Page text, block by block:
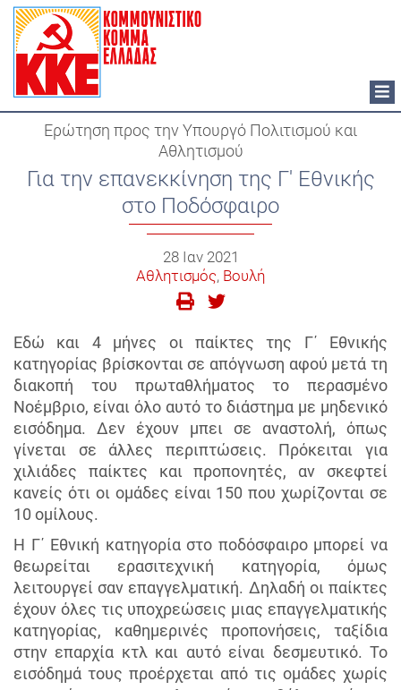
Ερώτηση προς την Υπουργό Πολιτισμού και
Αθλητισμού
Για την επανεκκίνηση της Γ' Εθνικής
στο Ποδόσφαιρο
28 Ιαν 2021
Αθλητισμός, Βουλή
Εδώ και 4 μήνες οι παίκτες της Γ΄ Εθνικής
κατηγορίας βρίσκονται σε απόγνωση αφού μετά τη
διακοπή του πρωταθλήματος το περασμένο
Νοέμβριο, είναι όλο αυτό το διάστημα με μηδενικό
εισόδημα. Δεν έχουν μπει σε αναστολή, όπως
γίνεται σε άλλες περιπτώσεις. Πρόκειται για
χιλιάδες παίκτες και προπονητές, αν σκεφτεί
κανείς ότι οι ομάδες είναι 150 που χωρίζονται σε
10 ομίλους.
Η Γ΄ Εθνική κατηγορία στο ποδόσφαιρο μπορεί να
θεωρείται ερασιτεχνική κατηγορία, όμως
λειτουργεί σαν επαγγελματική. Δηλαδή οι παίκτες
έχουν όλες τις υποχρεώσεις μιας επαγγελματικής
κατηγορίας, καθημερινές προπονήσεις, ταξίδια
στην επαρχία κτλ και αυτό είναι δεσμευτικό. Το
εισόδημά τους προέρχεται από τις ομάδες χωρίς